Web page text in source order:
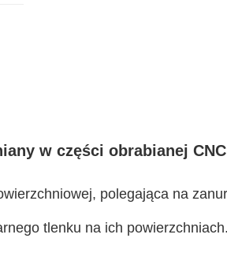
w części obrabianej CNC
polegająca na
tlenku na ich